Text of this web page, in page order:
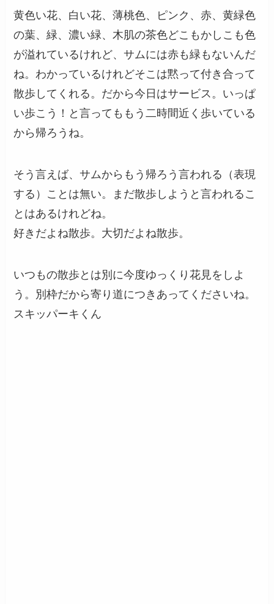
黄色い花、白い花、薄桃色、ピンク、赤、黄緑色
の葉、緑、濃い緑、木肌の茶色どこもかしこも色
が溢れているけれど、サムには赤も緑もないんだ
ね。わかっているけれどそこは黙って付き合って
散歩してくれる。だから今日はサービス。いっぱ
い歩こう！と言ってももう二時間近く歩いている
から帰ろうね。
そう言えば、サムからもう帰ろう言われる（表現
する）ことは無い。まだ散歩しようと言われるこ
とはあるけれどね。
好きだよね散歩。大切だよね散歩。
いつもの散歩とは別に今度ゆっくり花見をしよ
う。別枠だから寄り道につきあってくださいね。
スキッパーキくん